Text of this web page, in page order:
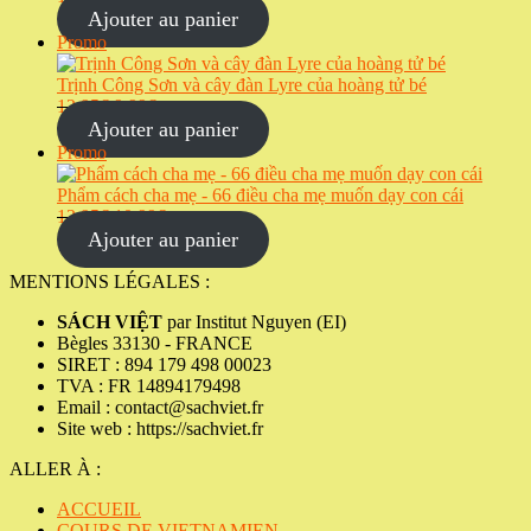
prix
était :
15,99€.
prix
actuel
est :
12,99€.
Ajouter au panier
PromoProduit
en
promotion
Trịnh Công Sơn và cây đàn Lyre của hoàng tử bé
12,95€Le
prix
était :
12,95€.
9,99€Le
prix
actuel
est :
9,99€.
Ajouter au panier
PromoProduit
en
promotion
Phẩm cách cha mẹ - 66 điều cha mẹ muốn dạy con cái
13,95€Le
prix
était :
10,99€Le
prix
actuel
est :
Ajouter au panier
MENTIONS LÉGALES :
SÁCH VIỆT par Institut Nguyen (EI)
Bègles 33130 - FRANCE
SIRET : 894 179 498 00023
TVA : FR 14894179498
Email : contact@sachviet.fr
Site web : https://sachviet.fr
ALLER À :
ACCUEIL